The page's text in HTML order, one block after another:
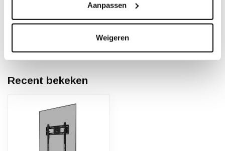
Aanpassen
Weigeren
Of heeft u hulp nodig bij het bestellen? Neem
contact op met onze klantenservicee
info@neomounts24.nlof+31 368487320. We
helpen u graag !
Recent bekeken